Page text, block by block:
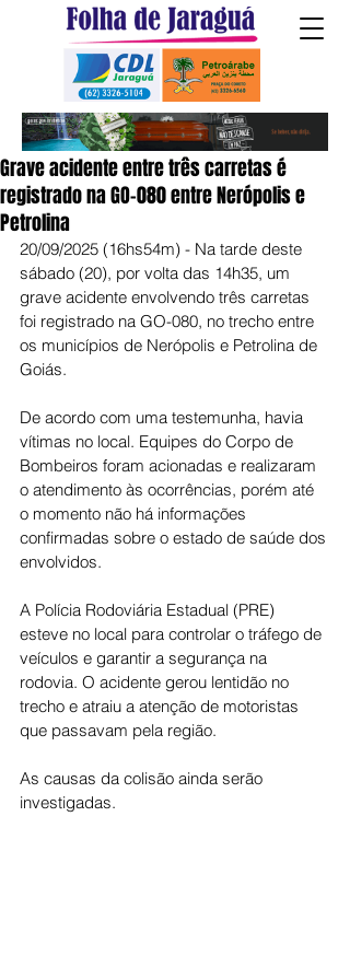
Grave acidente entre três carretas é
registrado na GO-080 entre Nerópolis e
Petrolina
20/09/2025 (16hs54m) - Na tarde deste
sábado (20), por volta das 14h35, um
grave acidente envolvendo três carretas
foi registrado na GO-080, no trecho entre
os municípios de Nerópolis e Petrolina de
Goiás.
De acordo com uma testemunha, havia
vítimas no local. Equipes do Corpo de
Bombeiros foram acionadas e realizaram
o atendimento às ocorrências, porém até
o momento não há informações
confirmadas sobre o estado de saúde dos
envolvidos.
A Polícia Rodoviária Estadual (PRE)
esteve no local para controlar o tráfego de
veículos e garantir a segurança na
rodovia. O acidente gerou lentidão no
trecho e atraiu a atenção de motoristas
que passavam pela região.
As causas da colisão ainda serão
investigadas.